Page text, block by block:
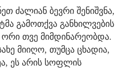
ძალიან ბევრი შენიშვნა,
გამოთქვა განხილვების
ორი თვე მიმდინარეობდა.
მიიღო, თუმცა ცხადია,
ეს არის სოფლის